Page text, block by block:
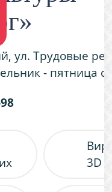
ул. Трудовые
- пятница с
3D